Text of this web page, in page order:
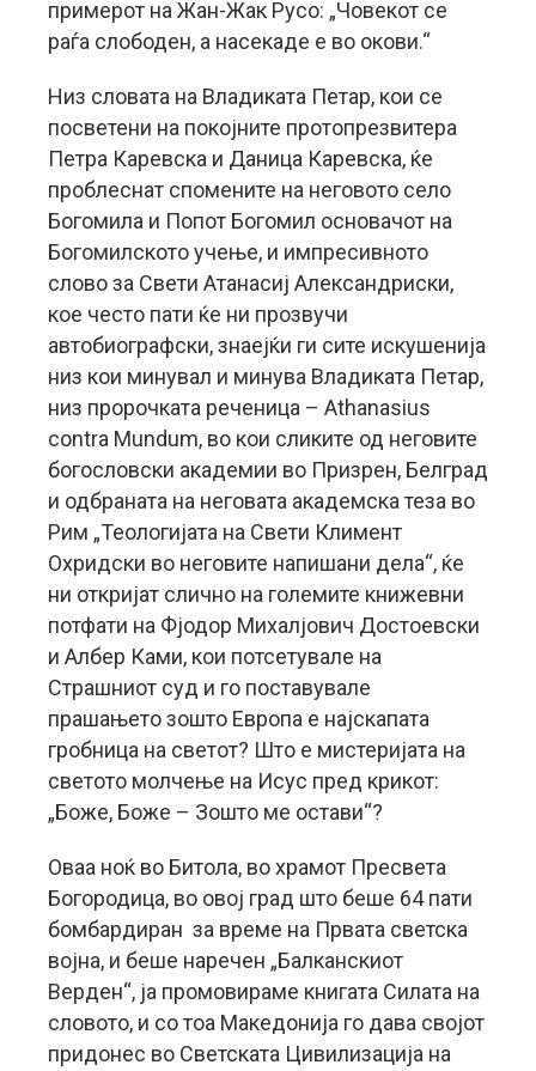
примерот на Жан-Жак Русо: „Човекот се
раѓа слободен, а насекаде е во окови.“
Низ словата на Владиката Петар, кои се
посветени на покојните протопрезвитера
Петра Каревска и Даница Каревска, ќе
проблеснат спомените на неговото село
Богомила и Попот Богомил основачот на
Богомилското учење, и импресивното
слово за Свети Атанасиј Александриски,
кое често пати ќе ни прозвучи
автобиографски, знаејќи ги сите искушенија
низ кои минувал и минува Владиката Петар,
низ пророчката реченица – Athanasius
contra Mundum, во кои сликите од неговите
богословски академии во Призрен, Белград
и одбраната на неговата академска теза во
Рим „Теологијата на Свети Климент
Охридски во неговите напишани дела“, ќе
ни откријат слично на големите книжевни
потфати на Фјодор Михалјович Достоевски
и Албер Ками, кои потсетувале на
Страшниот суд и го поставувале
прашањето зошто Европа е најскапата
гробница на светот? Што е мистеријата на
светото молчење на Исус пред крикот:
„Боже, Боже – Зошто ме остави“?
Оваа ноќ во Битола, во храмот Пресвета
Богородица, во овој град што беше 64 пати
бомбардиран за време на Првата светска
војна, и беше наречен „Балканскиот
Верден“, ја промовираме книгата Силата на
словото, и со тоа Македонија го дава својот
придонес во Светската Цивилизација на